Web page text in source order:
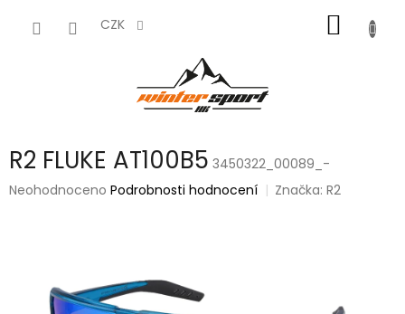
CZK
KOŠÍK
R2 FLUKE AT100B5 3450322_00089_-
Průměrné
hvězdiček.
Neohodnoceno Podrobnosti hodnocení Značka:R2